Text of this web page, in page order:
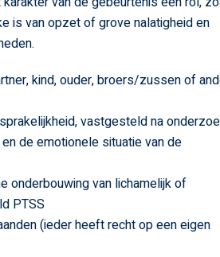
is van opzet of grove nalatigheid en
kind, ouder, broers/zussen of
vastgesteld na
de emotionele situatie van de
onderbouwing van lichamelijk of
PTSS
(ieder heeft recht op een eigen